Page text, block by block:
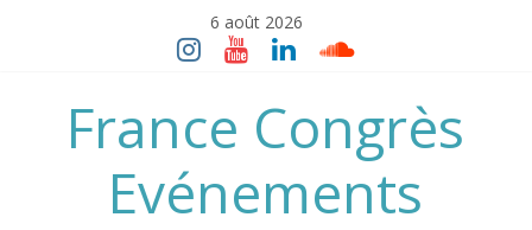
6 août 2026
France Congrès
Evénements